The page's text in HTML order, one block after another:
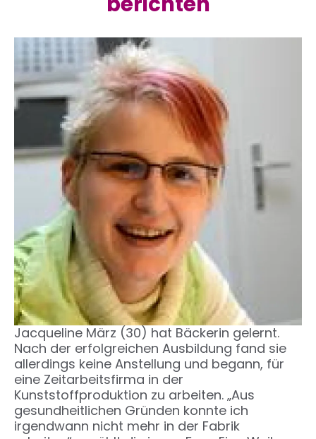
Jacqueline März (30) hat Bäckerin gelernt.
Nach der erfolgreichen Ausbildung fand sie
allerdings keine Anstellung und begann, für
eine Zeitarbeitsfirma in der
Kunststoffproduktion zu arbeiten. „Aus
gesundheitlichen Gründen konnte ich
irgendwann nicht mehr in der Fabrik